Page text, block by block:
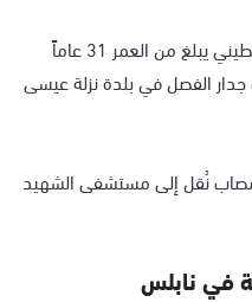
وفي حادث منفصل، أصيب شاب فلسطيني يبلغ من العمر 31 عاماً
الفصل في بلدة نزلة عيسى
نُقل إلى مستشفى الشهيد
في نابلس